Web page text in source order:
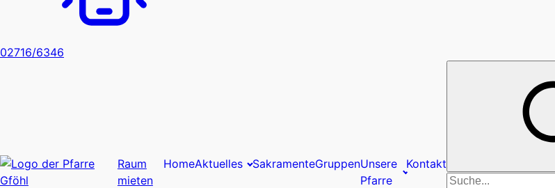
02716/6346
Raum
mieten
HomeAktuelles SakramenteGruppenUnsere
Pfarre
Kontakt
Suchen